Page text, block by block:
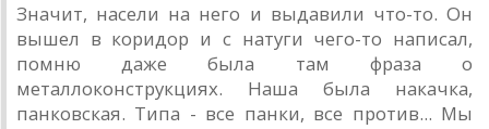
Значит, насели на него и выдавили что-то. Он
вышел в коридор и с натуги чего-то написал,
помню даже была там фраза о
металлоконструкциях. Наша была накачка,
панковская. Типа - все панки, все против... Мы